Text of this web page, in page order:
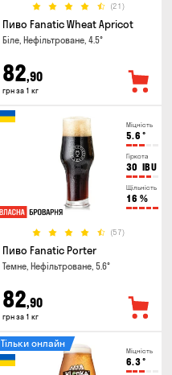
(21)
Пиво Fanatic Wheat Apricot
Біле, Нефільтроване, 4.5°
82,90
грн за 1 кг
Міцність
5.6 °
Гіркота
30 IBU
Щільність
16 %
(57)
Пиво Fanatic Porter
Темне, Нефільтроване, 5.6°
82,90
грн за 1 кг
Міцність
6.3°
Тільки онлайн